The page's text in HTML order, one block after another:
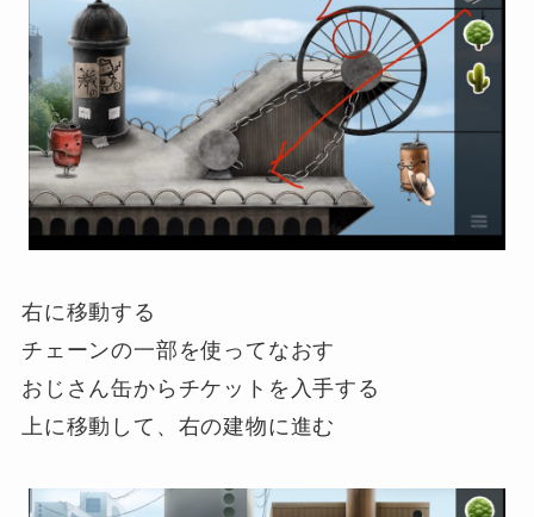
右に移動する
チェーンの一部を使ってなおす
おじさん缶からチケットを入手する
上に移動して、右の建物に進む